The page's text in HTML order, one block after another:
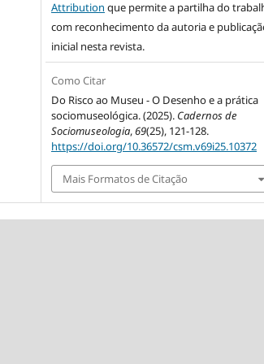
Attribution que permite a partilha do
com reconhecimento da autoria e
inicial nesta revista.
Como Citar
Do Risco ao Museu - O Desenho e a prática
sociomuseológica. (2025). Cadernos de
Sociomuseologia,69(25), 121-128.
https://doi.org/10.36572/csm.v69i25.10372
Mais Formatos de Citação